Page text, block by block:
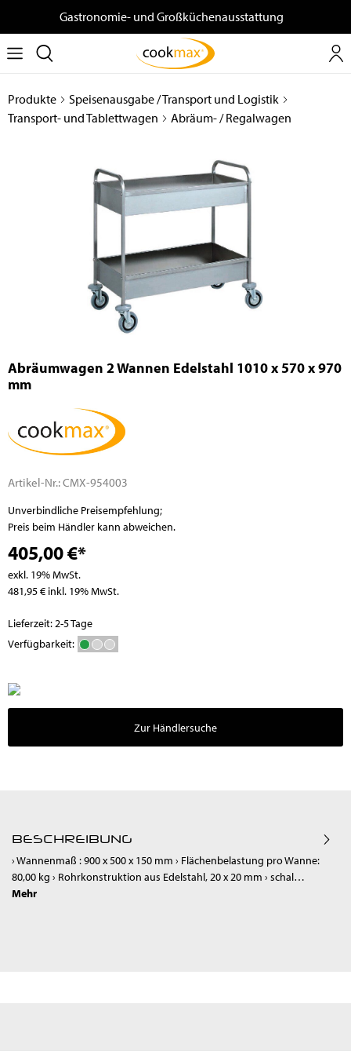
Gastronomie- und Großküchenausstattung
Produkte
Speisenausgabe / Transport und Logistik
Transport- und Tablettwagen
Abräum- / Regalwagen
Abräumwagen 2 Wannen Edelstahl 1010 x 570 x 970
mm
Artikel-Nr.:CMX-954003
Unverbindliche Preisempfehlung;
Preis beim Händler kann abweichen.
405,00 €*
exkl. 19% MwSt.
481,95 € inkl. 19% MwSt.
Lieferzeit: 2-5 Tage
Verfügbarkeit:
Zur Händlersuche
BESCHREIBUNG
› Wannenmaß : 900 x 500 x 150 mm › Flächenbelastung pro Wanne:
80,00 kg › Rohrkonstruktion aus Edelstahl, 20 x 20 mm › schal…
Mehr